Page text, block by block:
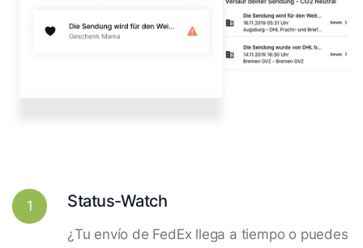
1 Status-Watch
¿Tu envío de FedEx llega a tiempo o puedes